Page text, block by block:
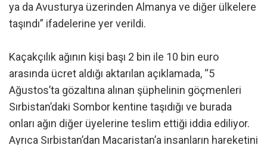
ya da Avusturya üzerinden Almanya ve diğer ülkelere
taşındı” ifadelerine yer verildi.
Kaçakçılık ağının kişi başı 2 bin ile 10 bin euro
arasında ücret aldığı aktarılan açıklamada, “5
Ağustos’ta gözaltına alınan şüphelinin göçmenleri
Sırbistan’daki Sombor kentine taşıdığı ve burada
onları ağın diğer üyelerine teslim ettiği iddia ediliyor.
Ayrıca Sırbistan’dan Macaristan’a insanların hareketini